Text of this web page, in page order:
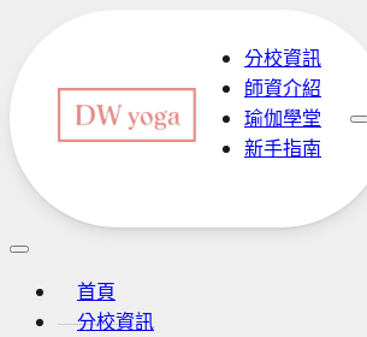
分校資訊
師資介紹
瑜伽學堂
新手指南
首頁
分校資訊